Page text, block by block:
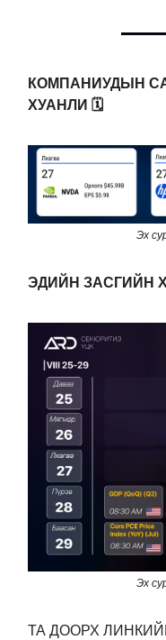
КОМПАНИУДЫН
ХУАНЛИ 🗓️
Эх
ЭДИЙН ЗАСГИЙН
Эх
ТА ДООРХ